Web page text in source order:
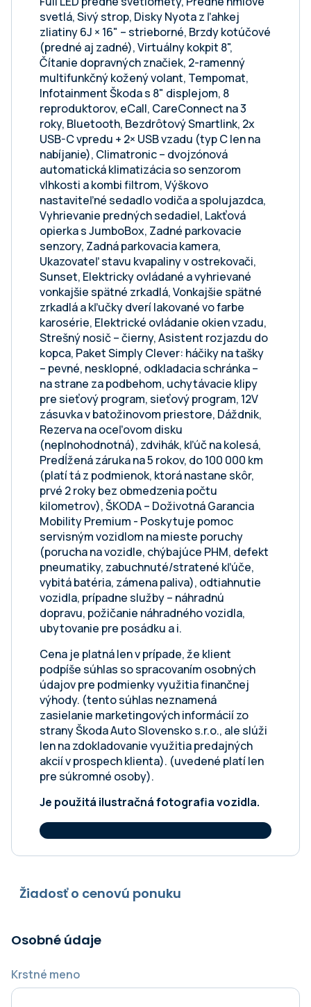
svetlá, Sivý strop, Disky Nyota z ľahkej
zliatiny 6J × 16" – strieborné, Brzdy kotúčové
(predné aj zadné), Virtuálny kokpit 8",
Čítanie dopravných značiek, 2-ramenný
multifunkčný kožený volant, Tempomat,
Infotainment Škoda s 8" displejom, 8
reproduktorov, eCall, CareConnect na 3
roky, Bluetooth, Bezdrôtový Smartlink, 2x
USB-C vpredu + 2× USB vzadu (typ C len na
nabíjanie), Climatronic – dvojzónová
automatická klimatizácia so senzorom
vlhkosti a kombi filtrom, Výškovo
nastaviteľné sedadlo vodiča a spolujazdca,
Vyhrievanie predných sedadiel, Lakťová
opierka s JumboBox, Zadné parkovacie
senzory, Zadná parkovacia kamera,
Ukazovateľ stavu kvapaliny v ostrekovači,
Sunset, Elektricky ovládané a vyhrievané
vonkajšie spätné zrkadlá, Vonkajšie spätné
zrkadlá a kľučky dverí lakované vo farbe
karosérie, Elektrické ovládanie okien vzadu,
Strešný nosič – čierny, Asistent rozjazdu do
kopca, Paket Simply Clever: háčiky na tašky
– pevné, nesklopné, odkladacia schránka –
na strane za podbehom, uchytávacie klipy
pre sieťový program, sieťový program, 12V
zásuvka v batožinovom priestore, Dáždnik,
Rezerva na oceľovom disku
(neplnohodnotná), zdvihák, kľúč na kolesá,
Predĺžená záruka na 5 rokov, do 100 000 km
(platí tá z podmienok, ktorá nastane skôr,
prvé 2 roky bez obmedzenia počtu
kilometrov), ŠKODA – Doživotná Garancia
Mobility Premium - Poskytuje pomoc
servisným vozidlom na mieste poruchy
(porucha na vozidle, chýbajúce PHM, defekt
pneumatiky, zabuchnuté/stratené kľúče,
vybitá batéria, zámena paliva), odtiahnutie
vozidla, prípadne služby – náhradnú
dopravu, požičanie náhradného vozidla,
ubytovanie pre posádku a i.
Cena je platná len v prípade, že klient
podpíše súhlas so spracovaním osobných
údajov pre podmienky využitia finančnej
výhody. (tento súhlas neznamená
zasielanie marketingových informácií zo
strany Škoda Auto Slovensko s.r.o., ale slúži
len na zdokladovanie využitia predajných
akcií v prospech klienta). (uvedené platí len
pre súkromné osoby).
Je použitá ilustračná fotografia vozidla.
Žiadosť o cenovú ponuku
Osobné údaje
Krstné meno